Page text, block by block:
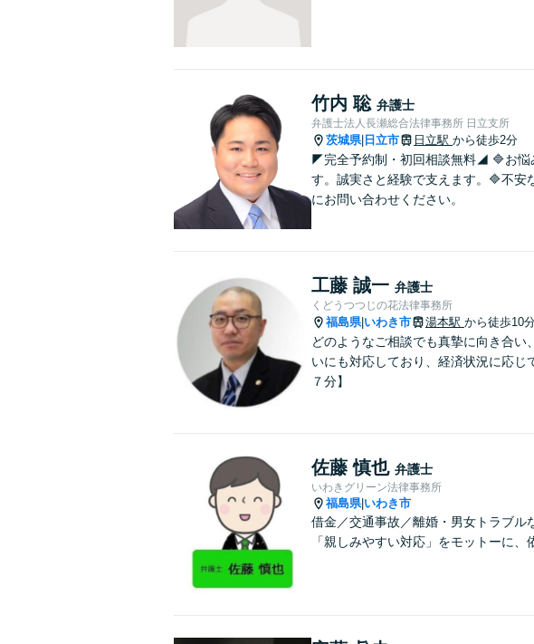
竹内 聡 弁護士
弁護士法人長瀬総合法律事務所 日立支所
茨城県| 日立市 日立駅 から徒歩2分
◤完全予約制・初回相談無料◢ 🔷お悩
す。誠実さと経験で支えます。🔷不
にお問い合わせください。
工藤 誠一 弁護士
くどうつつじの花法律事務所
福島県| いわき市 湯本駅 から徒歩10
どのようなご相談でも真摯に向き合
いにも対応しており、経済状況に応
７分】
佐藤 慎也 弁護士
いわきグリーン法律事務所
福島県| いわき市
借金／交通事故／離婚・男女トラブル
「親しみやすい対応」をモットーに